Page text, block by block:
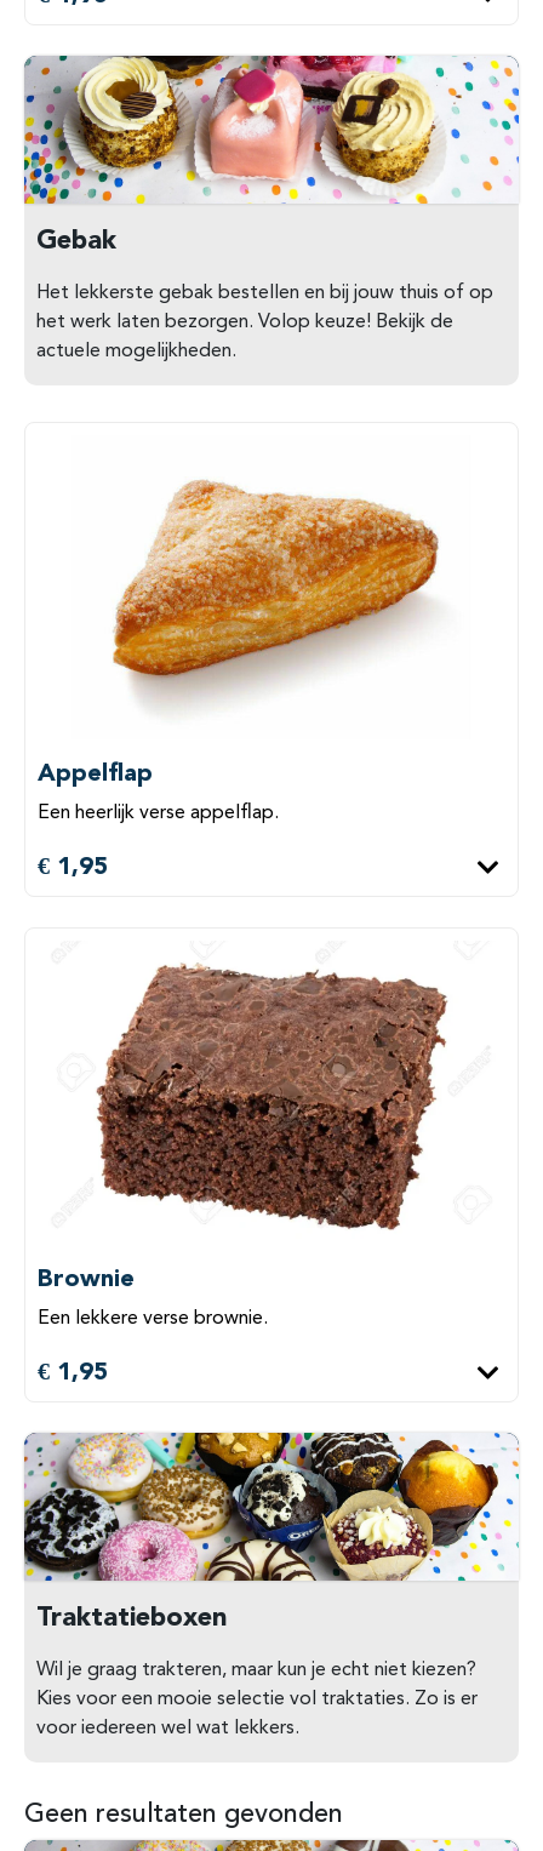
Gebak
Het lekkerste gebak bestellen en bij jouw thuis of op
het werk laten bezorgen. Volop keuze! Bekijk de
actuele mogelijkheden.
Appelflap
Een heerlijk verse appelflap.
€ 1,95
Brownie
Een lekkere verse brownie.
€ 1,95
Traktatieboxen
Wil je graag trakteren, maar kun je echt niet kiezen?
Kies voor een mooie selectie vol traktaties. Zo is er
voor iedereen wel wat lekkers.
Geen resultaten gevonden